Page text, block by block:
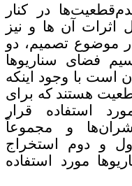
در کنار
اثرات آن ها و نیز
موضوع تصمیم، دو
فضای سناریوها
است با وجود اینکه
هستند که برای
استفاده قرار
و مجموعاً
و دوم استخراج
مورد استفاده